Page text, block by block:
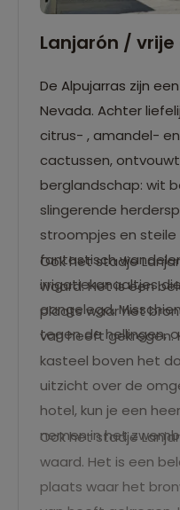
Lanjarón /
De Alpujarras zijn
Nevada. Achter
citrus- , amandel-
cactussen,
berglandschap: wit
slingerende
stroompjes en steile
fantastisch
irrigatiekanaaltjes
aangelegd.
tegen de hellingen,
Ook het stadje
waard. Het is een
plaats waar het
van heeft gekregen.
kasteel boven het
uitzicht over de
hotel, kun je een
nemen in het
Ook het stadje
waard. Het is een
plaats waar het